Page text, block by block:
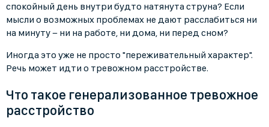
спокойный день внутри будто натянута струна? Если
мысли о возможных проблемах не дают расслабиться ни
на минуту − ни на работе, ни дома, ни перед сном?
Иногда это уже не просто "переживательный характер".
Речь может идти о тревожном расстройстве.
Что такое генерализованное тревожное
расстройство